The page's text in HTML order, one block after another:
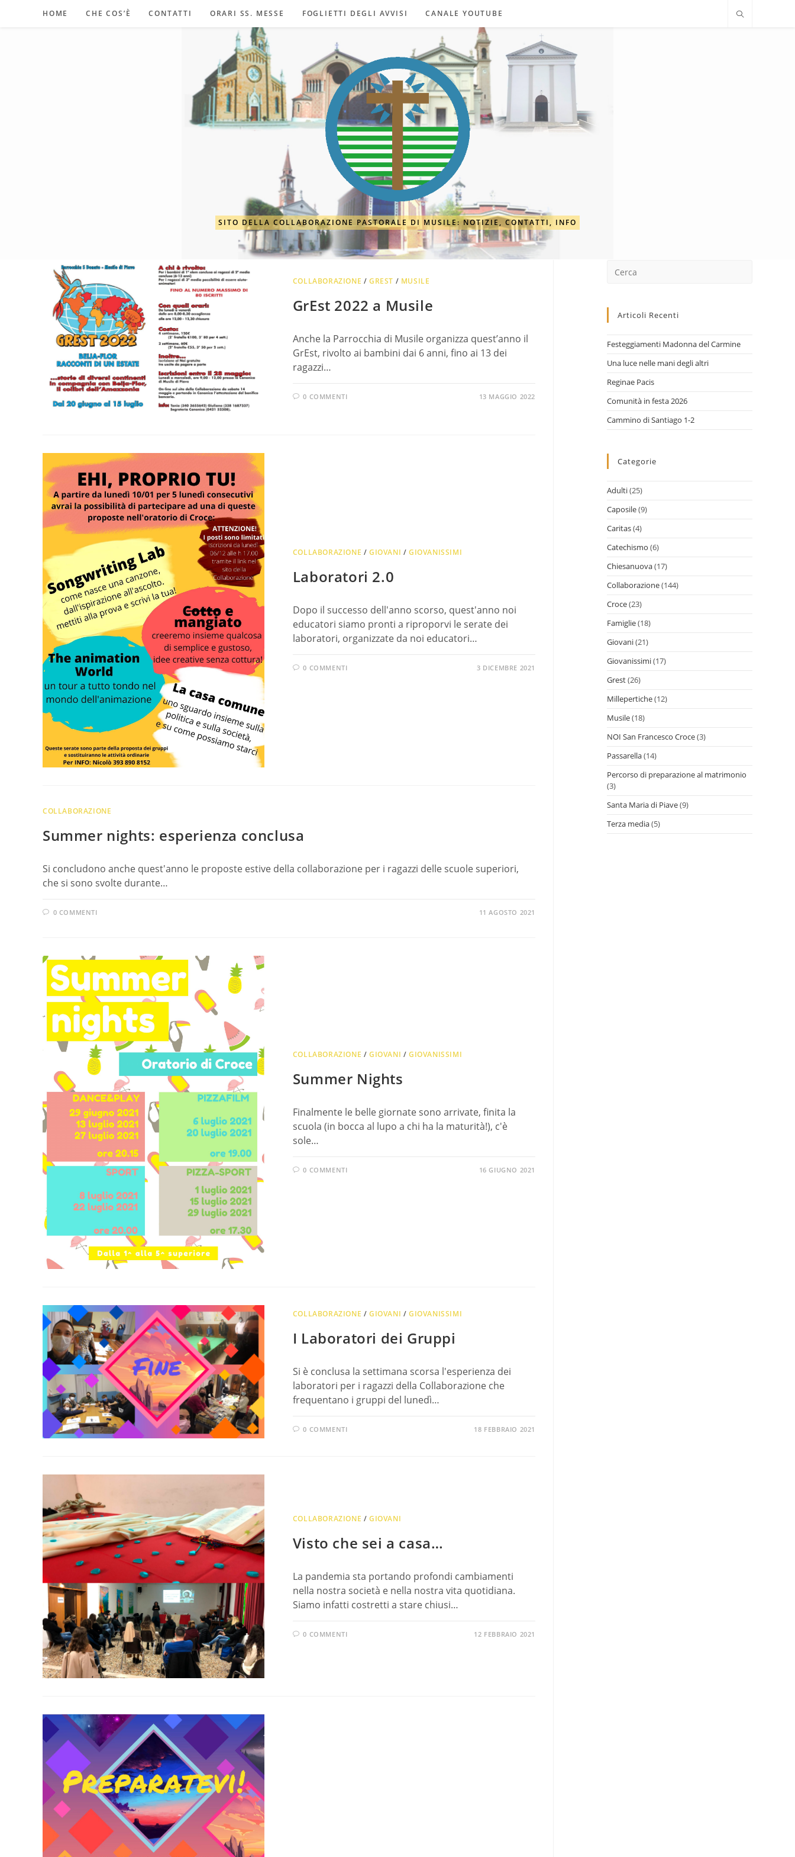
HOME CHE COS’È CONTATTI ORARI SS. MESSE FOGLIETTI DEGLI AVVISI CANALE YOUTUBE
SITO DELLA COLLABORAZIONE PASTORALE DI MUSILE: NOTIZIE, CONTATTI, INFO
COLLABORAZIONE /GREST / MUSILE
GrEst 2022 a Musile
Anche la Parrocchia di Musile organizza quest’anno il
GrEst, rivolto ai bambini dai 6 anni, fino ai 13 dei
ragazzi…
0 COMMENTI 13 MAGGIO 2022
COLLABORAZIONE /GIOVANI /GIOVANISSIMI
Laboratori 2.0
Dopo il successo dell'anno scorso, quest'anno noi
educatori siamo pronti a riproporvi le serate dei
laboratori, organizzate da noi educatori…
0 COMMENTI 3 DICEMBRE 2021
COLLABORAZIONE
Summer nights: esperienza conclusa
Si concludono anche quest'anno le proposte estive della collaborazione per i ragazzi delle scuole superiori,
che si sono svolte durante…
0 COMMENTI 11 AGOSTO 2021
COLLABORAZIONE /GIOVANI /GIOVANISSIMI
Summer Nights
Finalmente le belle giornate sono arrivate, finita la
scuola (in bocca al lupo a chi ha la maturità!), c'è
sole…
0 COMMENTI 16 GIUGNO 2021
COLLABORAZIONE /GIOVANI /GIOVANISSIMI
I Laboratori dei Gruppi
Si è conclusa la settimana scorsa l'esperienza dei
laboratori per i ragazzi della Collaborazione che
frequentano i gruppi del lunedì…
0 COMMENTI 18 FEBBRAIO 2021
COLLABORAZIONE /GIOVANI
Visto che sei a casa…
La pandemia sta portando profondi cambiamenti
nella nostra società e nella nostra vita quotidiana.
Siamo infatti costretti a stare chiusi…
0 COMMENTI 12 FEBBRAIO 2021
nel
Articoli Recenti
Festeggiamenti Madonna del Carmine
Una luce nelle mani degli altri
Reginae Pacis
Comunità in festa 2026
Cammino di Santiago 1-2
Categorie
Adulti(25)
Caposile(9)
Caritas(4)
Catechismo (6)
Chiesanuova(17)
Collaborazione(144)
Croce(23)
Famiglie(18)
Giovani(21)
Giovanissimi(17)
Grest(26)
Millepertiche(12)
Musile(18)
NOI San Francesco Croce(3)
Passarella(14)
Percorso di preparazione al matrimonio
(3)
Santa Maria di Piave(9)
Terza media(5)